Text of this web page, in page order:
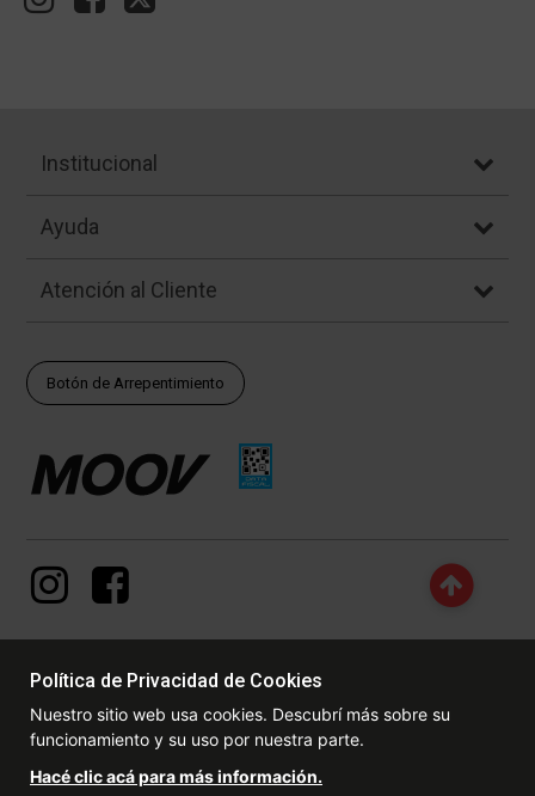
Institucional
Ayuda
Atención al Cliente
Botón de Arrepentimiento
DERECHOS RESERVADOS. Las fotos contenidas en este site, el
logotipo y las marcas son propiedad de www.dexter.com.ar y/o de
sus respectivos titulares. Está prohibida la reproducción total o
parcial, sin la expresa autorización de la administradora de la
Política de Privacidad de Cookies
Nuestro sitio web usa cookies. Descubrí más sobre su
funcionamiento y su uso por nuestra parte.
Hacé clic acá para más información.